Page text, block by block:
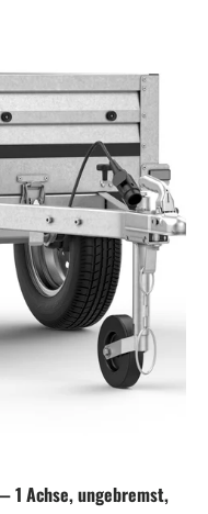
1 Achse, ungebremst,